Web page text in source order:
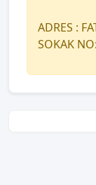
ADRES :
SOKAK